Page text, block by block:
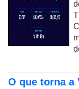
O que torna a